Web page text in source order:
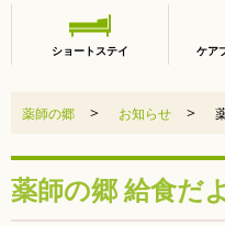
ショートステイ ケア
薬師の郷 > お知らせ >
薬師の郷 給食だ